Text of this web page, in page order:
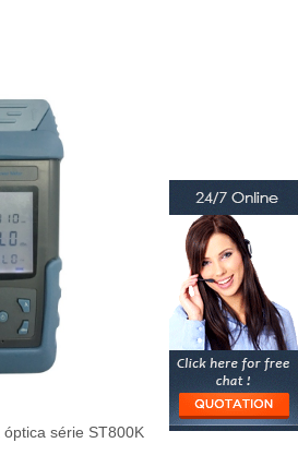
série ST800K